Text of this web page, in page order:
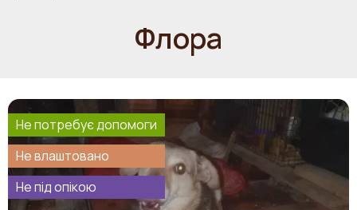
Флора
Не потребує допомоги
Не влаштовано
Не під опікою